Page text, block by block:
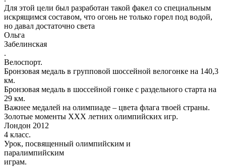
Для этой цели был разработан такой факел со специальным
искрящимся составом, что огонь не только горел под водой,
но давал достаточно света
Ольга
Забелинская
.
Велоспорт.
Бронзовая медаль в групповой шоссейной велогонке на 140,3
км.
Бронзовая медаль в шоссейной гонке с раздельного старта на
29 км.
Важнее медалей на олимпиаде – цвета флага твоей страны.
Золотые моменты ХХХ летних олимпийских игр.
Лондон 2012
4 класс.
Урок, посвященный олимпийским и
паралимпийским
играм.